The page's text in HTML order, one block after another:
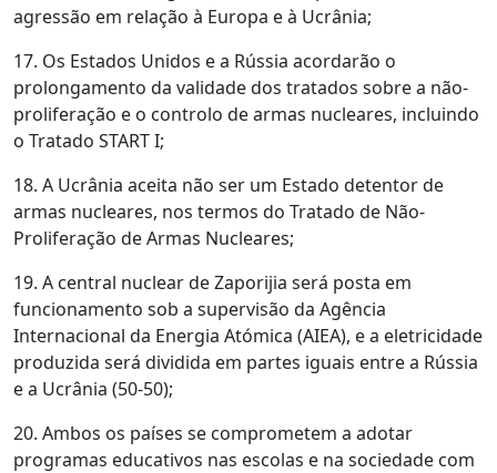
agressão em relação à Europa e à Ucrânia;
17. Os Estados Unidos e a Rússia acordarão o
prolongamento da validade dos tratados sobre a não-
proliferação e o controlo de armas nucleares, incluindo
o Tratado START I;
18. A Ucrânia aceita não ser um Estado detentor de
armas nucleares, nos termos do Tratado de Não-
Proliferação de Armas Nucleares;
19. A central nuclear de Zaporijia será posta em
funcionamento sob a supervisão da Agência
Internacional da Energia Atómica (AIEA), e a eletricidade
produzida será dividida em partes iguais entre a Rússia
e a Ucrânia (50-50);
20. Ambos os países se comprometem a adotar
programas educativos nas escolas e na sociedade com